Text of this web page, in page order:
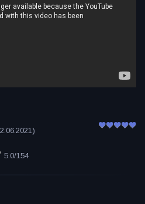
5.0/154